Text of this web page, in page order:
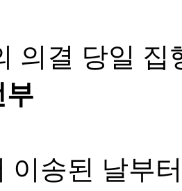
의결 당일 집
부
이송된 날부